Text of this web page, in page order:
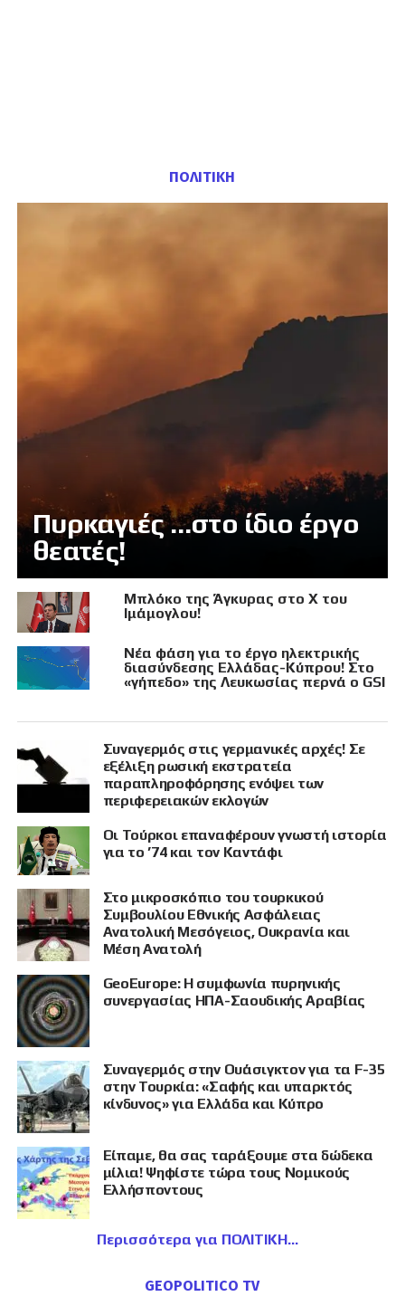
ΠΟΛΙΤΙΚΗ
Πυρκαγιές …στο ίδιο έργο
θεατές!
Μπλόκο της Άγκυρας στο X του
Ιμάμογλου!
Νέα φάση για το έργο ηλεκτρικής
διασύνδεσης Ελλάδας-Κύπρου! Στο
«γήπεδο» της Λευκωσίας περνά ο GSI
Συναγερμός στις γερμανικές αρχές! Σε
εξέλιξη ρωσική εκστρατεία
παραπληροφόρησης ενόψει των
περιφερειακών εκλογών
Οι Τούρκοι επαναφέρουν γνωστή ιστορία
για το ’74 και τον Καντάφι
Στο μικροσκόπιο του τουρκικού
Συμβουλίου Εθνικής Ασφάλειας
Ανατολική Μεσόγειος, Ουκρανία και
Μέση Ανατολή
GeoEurope: Η συμφωνία πυρηνικής
συνεργασίας ΗΠΑ-Σαουδικής Αραβίας
Συναγερμός στην Ουάσιγκτον για τα F-35
στην Τουρκία: «Σαφής και υπαρκτός
κίνδυνος» για Ελλάδα και Κύπρο
Είπαμε, θα σας ταράξουμε στα δώδεκα
μίλια! Ψηφίστε τώρα τους Νομικούς
Ελλήσποντους
Περισσότερα για ΠΟΛΙΤΙΚΗ
GEOPOLITICO TV